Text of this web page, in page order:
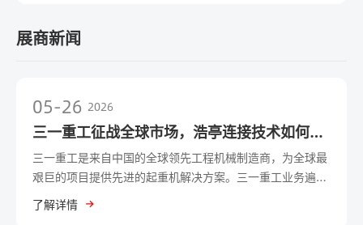
展商新闻
05-26 2026
三一重工征战全球市场，浩亭连接技术如何提
供关键支撑？
三一重工是来自中国的全球领先工程机械制造商，为全球最
艰巨的项目提供先进的起重机解决方案。三一重工业务遍及
150多个国家，以创新和可靠性为驱动力，为建筑、采矿、
港口和可再生能源领域提供高性能设备。埃斯佩尔坎普，
了解详情